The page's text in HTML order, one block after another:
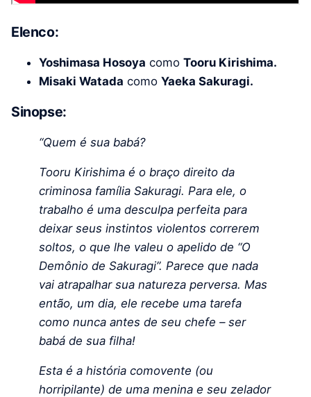
Elenco:
Yoshimasa Hosoya como Tooru Kirishima.
Misaki Watada como Yaeka Sakuragi.
Sinopse:
“Quem é sua babá?
Tooru Kirishima é o braço direito da
criminosa família Sakuragi. Para ele, o
trabalho é uma desculpa perfeita para
deixar seus instintos violentos correrem
soltos, o que lhe valeu o apelido de “O
Demônio de Sakuragi”. Parece que nada
vai atrapalhar sua natureza perversa. Mas
então, um dia, ele recebe uma tarefa
como nunca antes de seu chefe – ser
babá de sua filha!
Esta é a história comovente (ou
horripilante) de uma menina e seu zelador